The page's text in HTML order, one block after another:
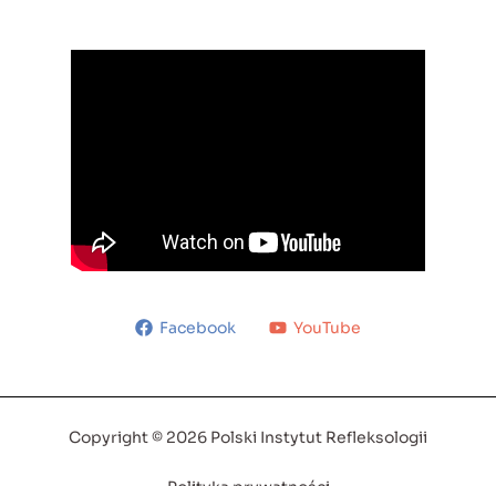
Facebook YouTube
Copyright © 2026 Polski Instytut Refleksologii